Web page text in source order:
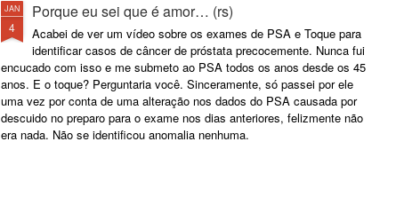
JAN
4
Porque eu sei que é amor… (rs)
Acabei de ver um vídeo sobre os exames de PSA e Toque para
identificar casos de câncer de próstata precocemente. Nunca fui
encucado com isso e me submeto ao PSA todos os anos desde os 45
anos. E o toque? Perguntaria você. Sinceramente, só passei por ele
uma vez por conta de uma alteração nos dados do PSA causada por
descuido no preparo para o exame nos dias anteriores, felizmente não
era nada. Não se identificou anomalia nenhuma.